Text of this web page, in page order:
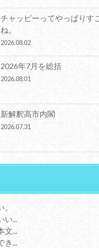
チャッピーってやっぱりす
ね。
2026.08.02
2026年7月を総括
2026.08.01
新解釈高市内閣
2026.07.31
い...
文...
き...